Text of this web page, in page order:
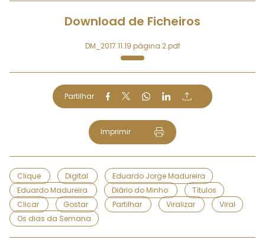
Download de Ficheiros
DM_2017.11.19 página 2.pdf
Partilhar
Imprimir
Clique Digital
Eduardo Jorge Madureira
Eduardo Madureira
Diário do Minho
Títulos
Clicar
Gostar Partilhar Viralizar
Viral
Os dias da Semana